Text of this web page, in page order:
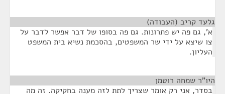
גלעד קריב (העבודה)
א', גם פה יש פתרונות. גם פה בסופו של דבר אפשר לדבר על
צו שיצא על ידי שר המשפטים, בהסכמת נשיא בית המשפט
העליון.
היו"ר שמחה רוטמן
בסדר, אני רק אומר שצריך לתת לזה מענה בחקיקה. זה מה